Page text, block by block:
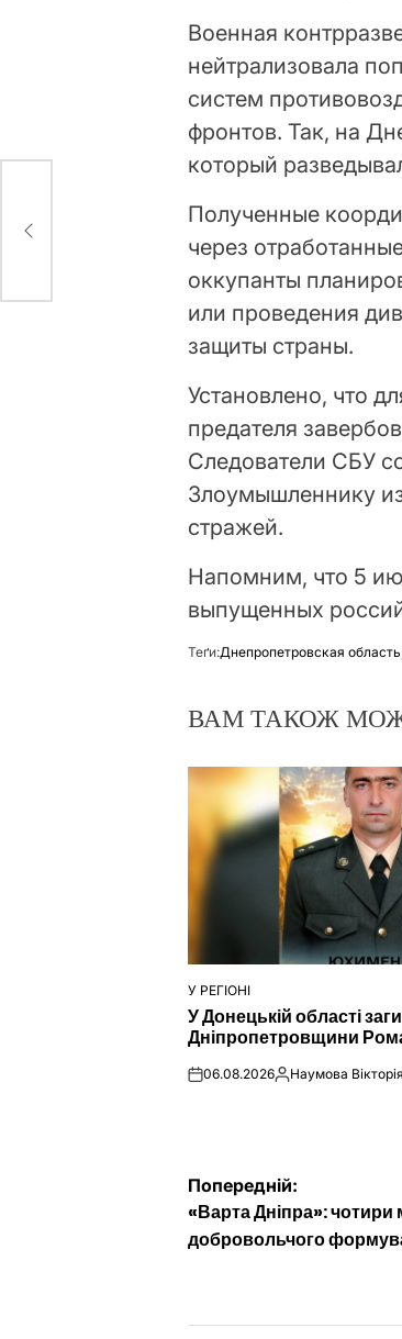
Военная
нейтрализовала
систем
фронтов. Так, на
который
Полученные
через
оккупанты
или проведения
защиты страны.
Установлено, что
предателя
Следователи СБУ
Злоумышленнику
стражей.
Напомним, что 5
выпущенных
Теґи:Днепропетровская область
ВАМ ТАКОЖ
ОПУБЛІКУВАТИ
У
У РЕГІОНІ
У Донецькій області
Дніпропетровщини
on06.08.2026Опубліковано
Наумова Вікторія
Навігація
записів
Попередній:
«Варта Дніпра»: чотири
добровольчого